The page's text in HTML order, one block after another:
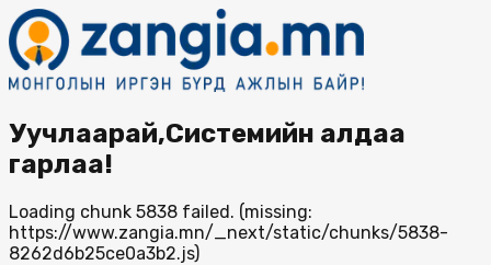
Уучлаарай,Системийн алдаа
гарлаа!
Loading chunk 5838 failed. (missing:
https://www.zangia.mn/_next/static/chunks/5838-
8262d6b25ce0a3b2.js)